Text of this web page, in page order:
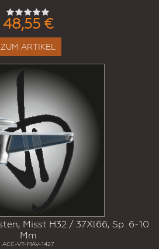
48,55 €
ZUM ARTIKEL
Misst H32 / 37Xl66, Sp. 6-10
Mm
ACC-VT-MAV-1427